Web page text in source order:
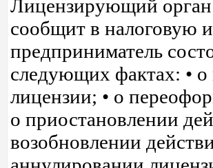
Лицензирующий орган
сообщит в налоговую
предприниматель
следующих фактах: • о
лицензии; • о
о приостановлении
возобновлении